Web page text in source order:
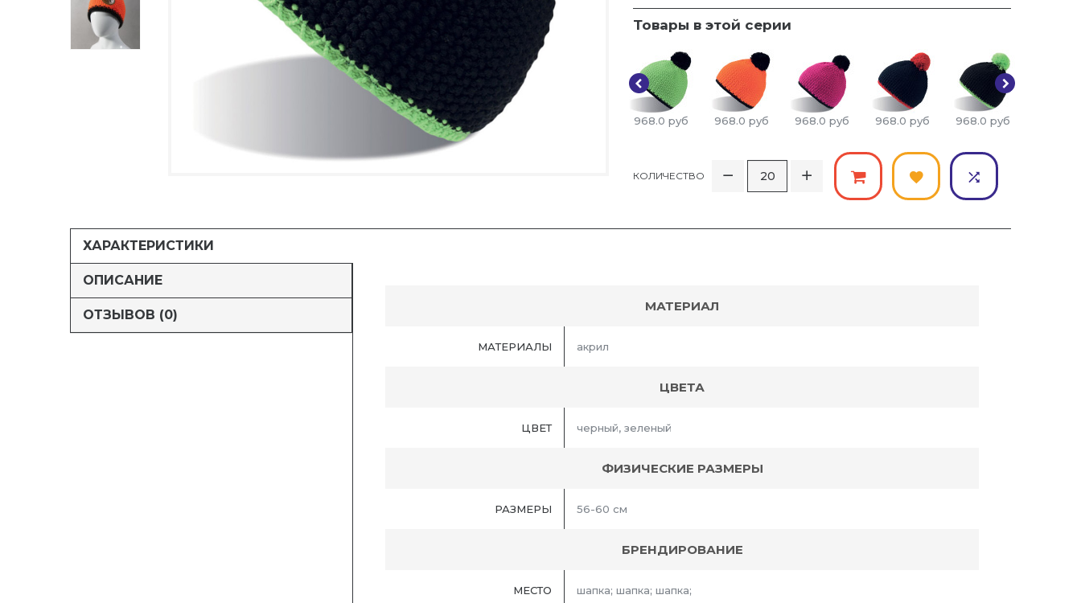
Товары в этой серии
968.0 руб 968.0 руб 968.0 руб 968.0 руб 968.0 руб
КОЛИЧЕСТВО
ХАРАКТЕРИСТИКИ
ОПИСАНИЕ
ОТЗЫВОВ (0)
МАТЕРИАЛ
МАТЕРИАЛЫ акрил
ЦВЕТА
ЦВЕТ черный, зеленый
ФИЗИЧЕСКИЕ РАЗМЕРЫ
РАЗМЕРЫ 56-60 см
БРЕНДИРОВАНИЕ
МЕСТО шапка; шапка; шапка;